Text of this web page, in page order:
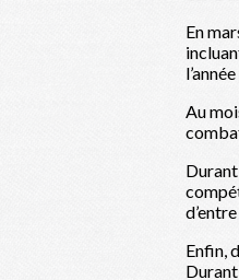
En
Au
Enfin,